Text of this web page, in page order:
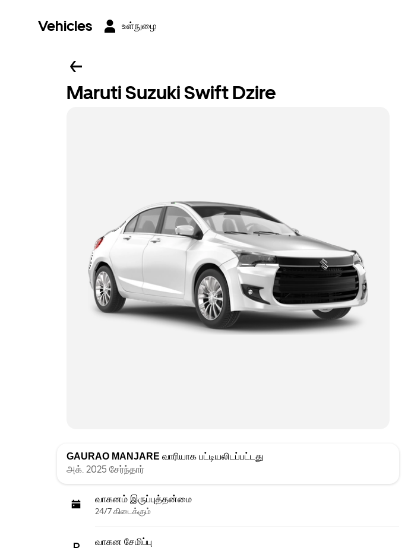
Vehicles உள்நுழை
Maruti Suzuki Swift Dzire
GAURAO MANJARE வாரியாக பட்டியலிடப்பட்டது
அக். 2025 சேர்ந்தார்
வாகனம் இருப்புத்தன்மை
24/7 கிடைக்கும்
வாகன சேமிப்பு